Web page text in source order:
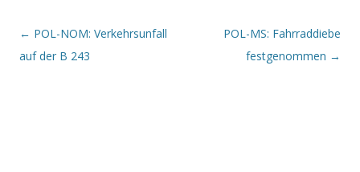
Beitrags-Navigation
← POL-NOM: Verkehrsunfall
auf der B 243
POL-MS: Fahrraddiebe
festgenommen →